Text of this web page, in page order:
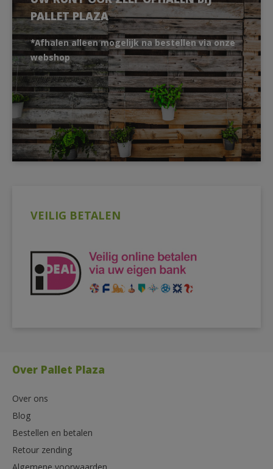
PALLET PLAZA
*Afhalen alleen mogelijk na bestellen via onze
webshop
VEILIG BETALEN
Over Pallet Plaza
Over ons
Blog
Bestellen en betalen
Retour zending